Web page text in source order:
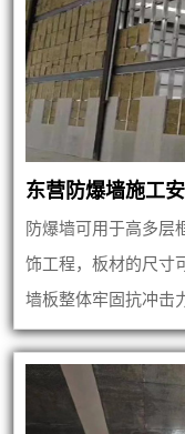
东营防爆墙施工
防爆墙可用于高多层
饰工程，板材的尺寸
墙板整体牢固抗冲击